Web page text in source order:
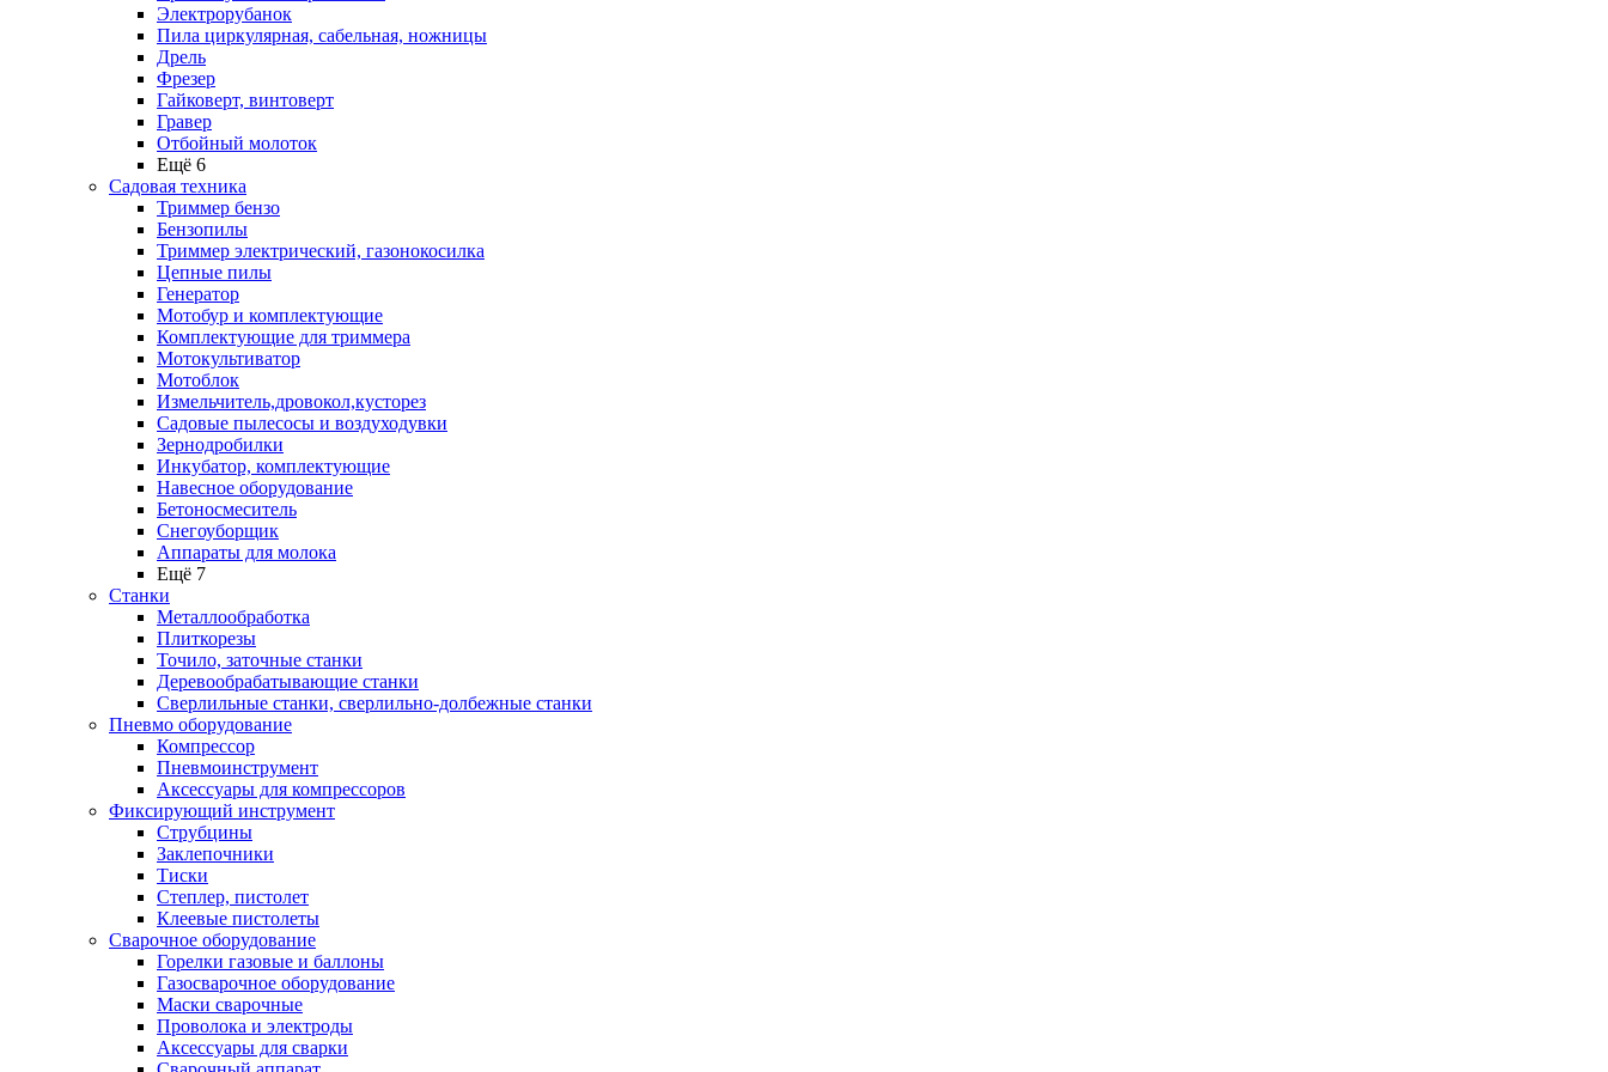
Электрорубанок
Пила циркулярная, сабельная, ножницы
Дрель
Фрезер
Гайковерт, винтоверт
Гравер
Отбойный молоток
Ещё 6
Садовая техника
Триммер бензо
Бензопилы
Триммер электрический, газонокосилка
Цепные пилы
Генератор
Мотобур и комплектующие
Комплектующие для триммера
Мотокультиватор
Мотоблок
Измельчитель,дровокол,кусторез
Садовые пылесосы и воздуходувки
Зернодробилки
Инкубатор, комплектующие
Навесное оборудование
Бетоносмеситель
Снегоуборщик
Аппараты для молока
Ещё 7
Станки
Металлообработка
Плиткорезы
Точило, заточные станки
Деревообрабатывающие станки
Сверлильные станки, сверлильно-долбежные станки
Пневмо оборудование
Компрессор
Пневмоинструмент
Аксессуары для компрессоров
Фиксирующий инструмент
Струбцины
Заклепочники
Тиски
Степлер, пистолет
Клеевые пистолеты
Сварочное оборудование
Горелки газовые и баллоны
Газосварочное оборудование
Маски сварочные
Проволока и электроды
Аксессуары для сварки